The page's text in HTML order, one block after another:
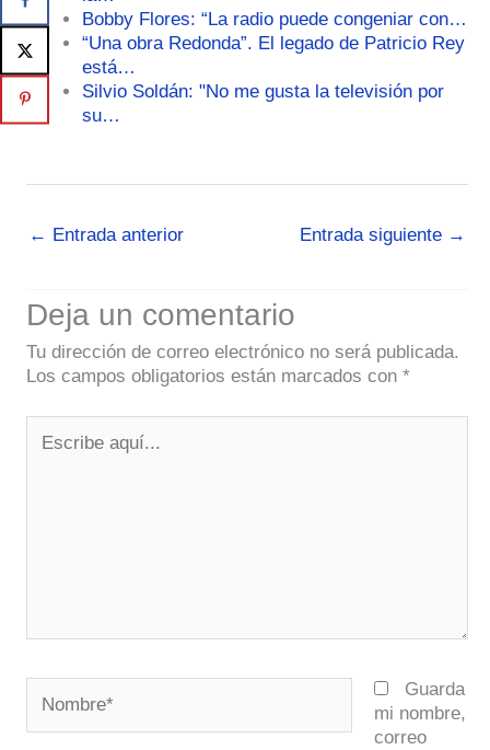
Bobby Flores: “La radio puede congeniar con…
“Una obra Redonda”. El legado de Patricio Rey
está…
Silvio Soldán: "No me gusta la televisión por
su…
← Entrada anterior Entrada siguiente →
Deja un comentario
Tu dirección de correo electrónico no será publicada.
Los campos obligatorios están marcados con *
aquí...
Guarda
mi nombre,
correo